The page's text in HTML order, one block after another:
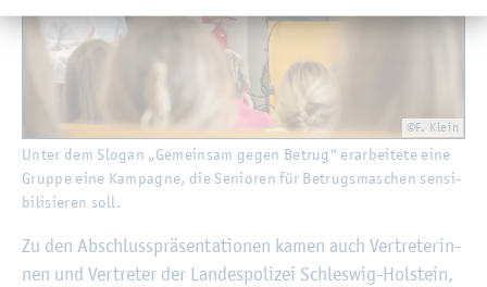
©F. Klein
Unter dem Slo­gan „Ge­mein­sam gegen Be­trug“ er­ar­bei­te­te eine
Grup­pe eine Kam­pa­gne, die Se­nio­ren für Be­trugs­ma­schen sen­si­
bi­li­sie­ren soll.
Zu den Ab­schluss­prä­sen­ta­tio­nen kamen auch Ver­tre­te­rin­
nen und Ver­tre­ter der Lan­des­po­li­zei Schles­wig-Hol­stein,